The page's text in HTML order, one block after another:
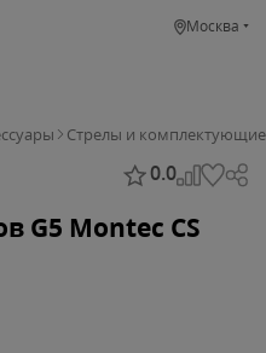
Москва
Стрелы и комплектующие
0.0
G5 Montec CS